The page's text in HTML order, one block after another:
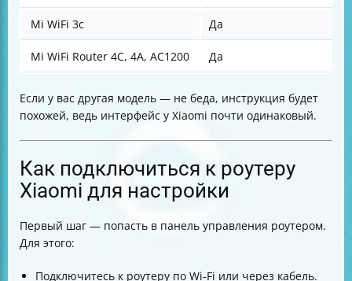
Mi WiFi 3c Да
Mi WiFi Router 4C, 4A, AC1200 Да
Если у вас другая модель — не беда, инструкция будет
похожей, ведь интерфейс у Xiaomi почти одинаковый.
Как подключиться к роутеру
Xiaomi для настройки
Первый шаг — попасть в панель управления роутером.
Для этого:
Подключитесь к роутеру по Wi-Fi или через кабель.